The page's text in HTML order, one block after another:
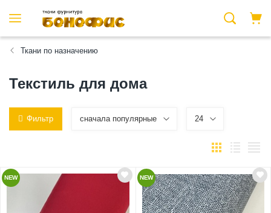
Ткани по назначению
Текстиль для дома
Фильтр сначала популярные 24
NEW NEW